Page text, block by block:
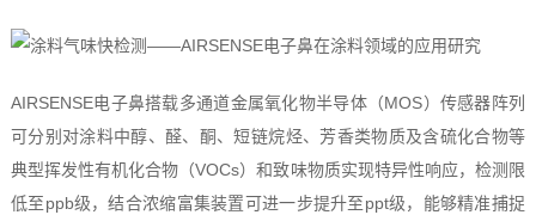
AIRSENSE电子鼻搭载多通道金属氧化物半导体（MOS）传感器阵列
可分别对涂料中醇、醛、酮、短链烷烃、芳香类物质及含硫化合物等
典型挥发性有机化合物（VOCs）和致味物质实现特异性响应，检测限
低至ppb级，结合浓缩富集装置可进一步提升至ppt级，能够精准捕捉